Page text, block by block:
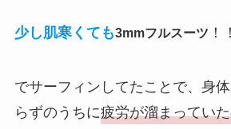
少し肌寒くても3mmフルスーツ ！！
でサーフィンしてたことで、身
らずのうちに疲労が溜まってい